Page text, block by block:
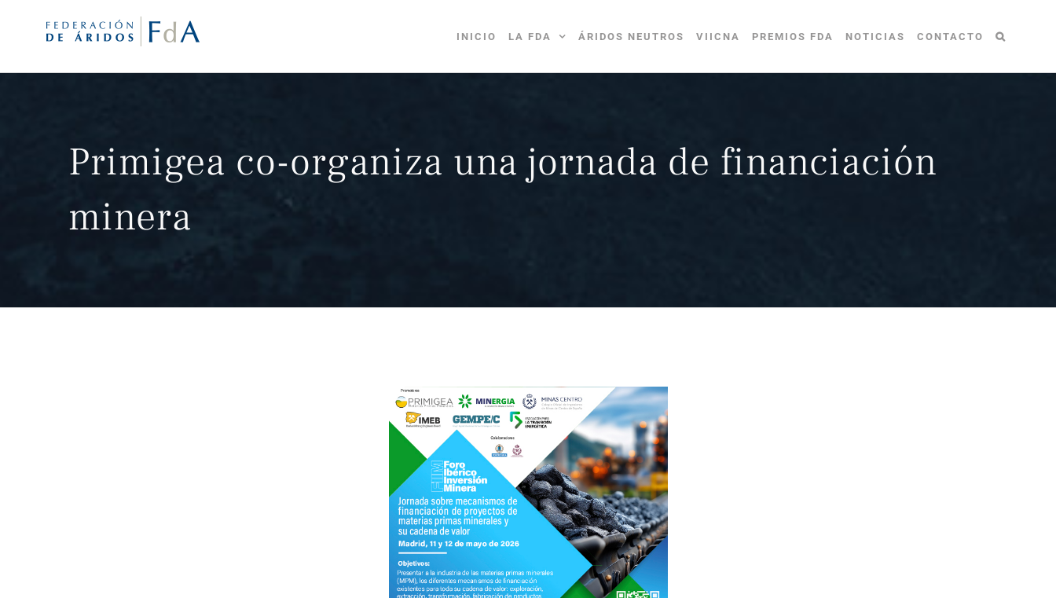
INICIO LA FDA ÁRIDOS NEUTROS VIICNA PREMIOS FDA NOTICIAS CONTACTO
Primigea co-organiza una jornada de financiación
minera